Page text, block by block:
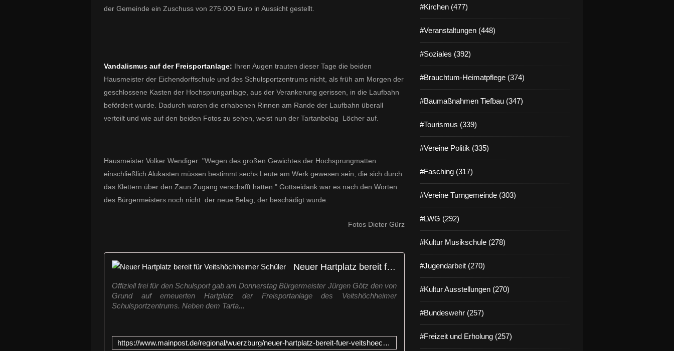
der Gemeinde ein Zuschuss von 275.000 Euro in Aussicht gestellt.
Vandalismus auf der Freisportanlage: Ihren Augen trauten dieser Tage die beiden
Hausmeister der Eichendorffschule und des Schulsportzentrums nicht, als früh am Morgen der
geschlossene Kasten der Hochsprunganlage, aus der Verankerung gerissen, in die Laufbahn
befördert wurde. Dadurch waren die erhabenen Rinnen am Rande der Laufbahn überall
verteilt und wie auf den beiden Fotos zu sehen, weist nun der Tartanbelag Löcher auf.
Hausmeister Volker Wendiger: "Wegen des großen Gewichtes der Hochsprungmatten
einschließlich Alukasten müssen bestimmt sechs Leute am Werk gewesen sein, die sich durch
das Klettern über den Zaun Zugang verschafft hatten." Gottseidank war es nach den Worten
des Bürgermeisters noch nicht der neue Belag, der beschädigt wurde.
Fotos Dieter Gürz
Neuer Hartplatz bereit für Veitshöchheimer Schüler
Offiziell frei für den Schulsport gab am Donnerstag Bürgermeister Jürgen Götz den von
Grund auf erneuerten Hartplatz der Freisportanlage des Veitshöchheimer
Schulsportzentrums. Neben dem Tarta...
https://www.mainpost.de/regional/wuerzburg/neuer-hartplatz-bereit-fuer-veitshoechheimer-schueler-art-10600851
#Kirchen (477)
#Veranstaltungen (448)
#Soziales (392)
#Brauchtum-Heimatpflege (374)
#Baumaßnahmen Tiefbau (347)
#Tourismus (339)
#Vereine Politik (335)
#Fasching (317)
#Vereine Turngemeinde (303)
#LWG (292)
#Kultur Musikschule (278)
#Jugendarbeit (270)
#Kultur Ausstellungen (270)
#Bundeswehr (257)
#Freizeit und Erholung (257)